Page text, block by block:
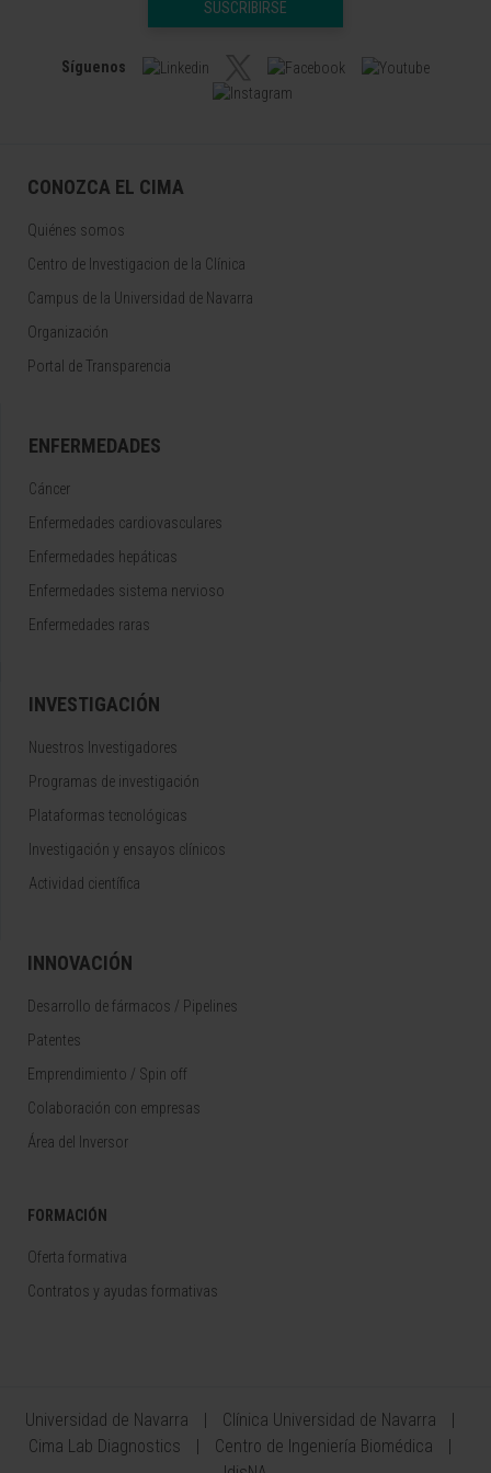
SUSCRIBIRSE
Síguenos
CONOZCA EL CIMA
Quiénes somos
Centro de Investigacion de la Clínica
Campus de la Universidad de Navarra
Organización
Portal de Transparencia
ENFERMEDADES
Cáncer
Enfermedades cardiovasculares
Enfermedades hepáticas
Enfermedades sistema nervioso
Enfermedades raras
INVESTIGACIÓN
Nuestros Investigadores
Programas de investigación
Plataformas tecnológicas
Investigación y ensayos clínicos
Actividad científica
INNOVACIÓN
Desarrollo de fármacos / Pipelines
Patentes
Emprendimiento / Spin off
Colaboración con empresas
Área del Inversor
FORMACIÓN
Oferta formativa
Contratos y ayudas formativas
Universidad de Navarra
Clínica Universidad de Navarra
Cima Lab Diagnostics
Centro de Ingeniería Biomédica